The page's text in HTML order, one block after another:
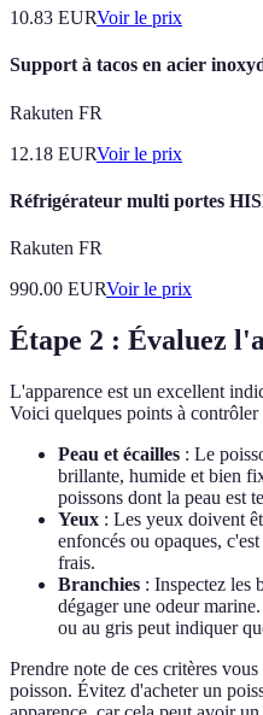
10.83 EURVoir le prix
Support à tacos en acier
Rakuten FR
12.18 EURVoir le prix
Réfrigérateur multi portes
Rakuten FR
990.00 EURVoir le prix
Étape 2 : Évaluez
L'apparence est un excellent
Voici quelques points à contrôler
Peau et écailles : Le
brillante, humide et bien
poissons dont la peau est
Yeux : Les yeux doivent
enfoncés ou opaques,
frais.
Branchies : Inspectez les
dégager une odeur
ou au gris peut indiquer
Prendre note de ces critères
poisson. Évitez d'acheter un